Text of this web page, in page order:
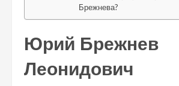
Брежнева?
Юрий Брежнев
Леонидович